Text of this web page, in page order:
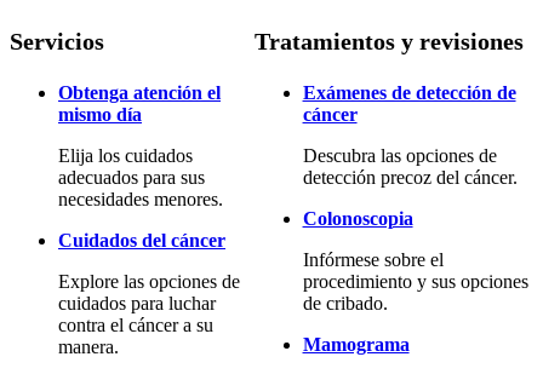
Servicios
Obtenga atención el
mismo día
Elija los cuidados
adecuados para sus
necesidades menores.
Cuidados del cáncer
Explore las opciones de
cuidados para luchar
contra el cáncer a su
manera.
Tratamientos y revisiones
Exámenes de detección de
cáncer
Descubra las opciones de
detección precoz del cáncer.
Colonoscopia
Infórmese sobre el
procedimiento y sus opciones
de cribado.
Mamograma